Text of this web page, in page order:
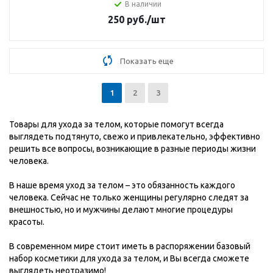
В наличии
250 руб./шт
Показать еще
1 2 3
Товары для ухода за телом, которые помогут всегда
выглядеть подтянуто, свежо и привлекательно, эффективно
решить все вопросы, возникающие в разные периоды жизни
человека.
В наше время уход за телом – это обязанность каждого
человека. Сейчас не только женщины регулярно следят за
внешностью, но и мужчины делают многие процедуры
красоты.
В современном мире стоит иметь в распоряжении базовый
набор косметики для ухода за телом, и Вы всегда сможете
выглядеть неотразимо!